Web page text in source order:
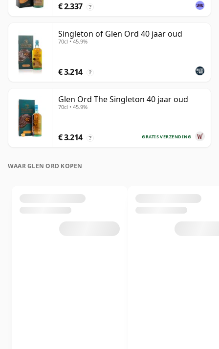
€ 2.337 ?
Singleton of Glen Ord 40 jaar oud
70cl • 45.9%
€ 3.214 ?
Glen Ord The Singleton 40 jaar oud
70cl • 45.9%
GRATIS VERZENDING
€ 3.214 ?
WAAR GLEN ORD KOPEN